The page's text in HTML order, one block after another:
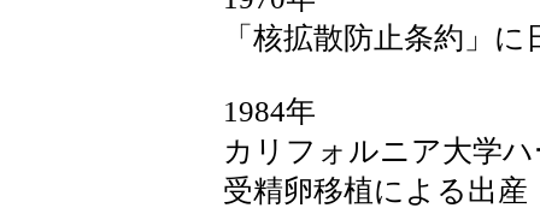
「核拡散防止条約」
1984年
カリフォルニア大学
受精卵移植による出産